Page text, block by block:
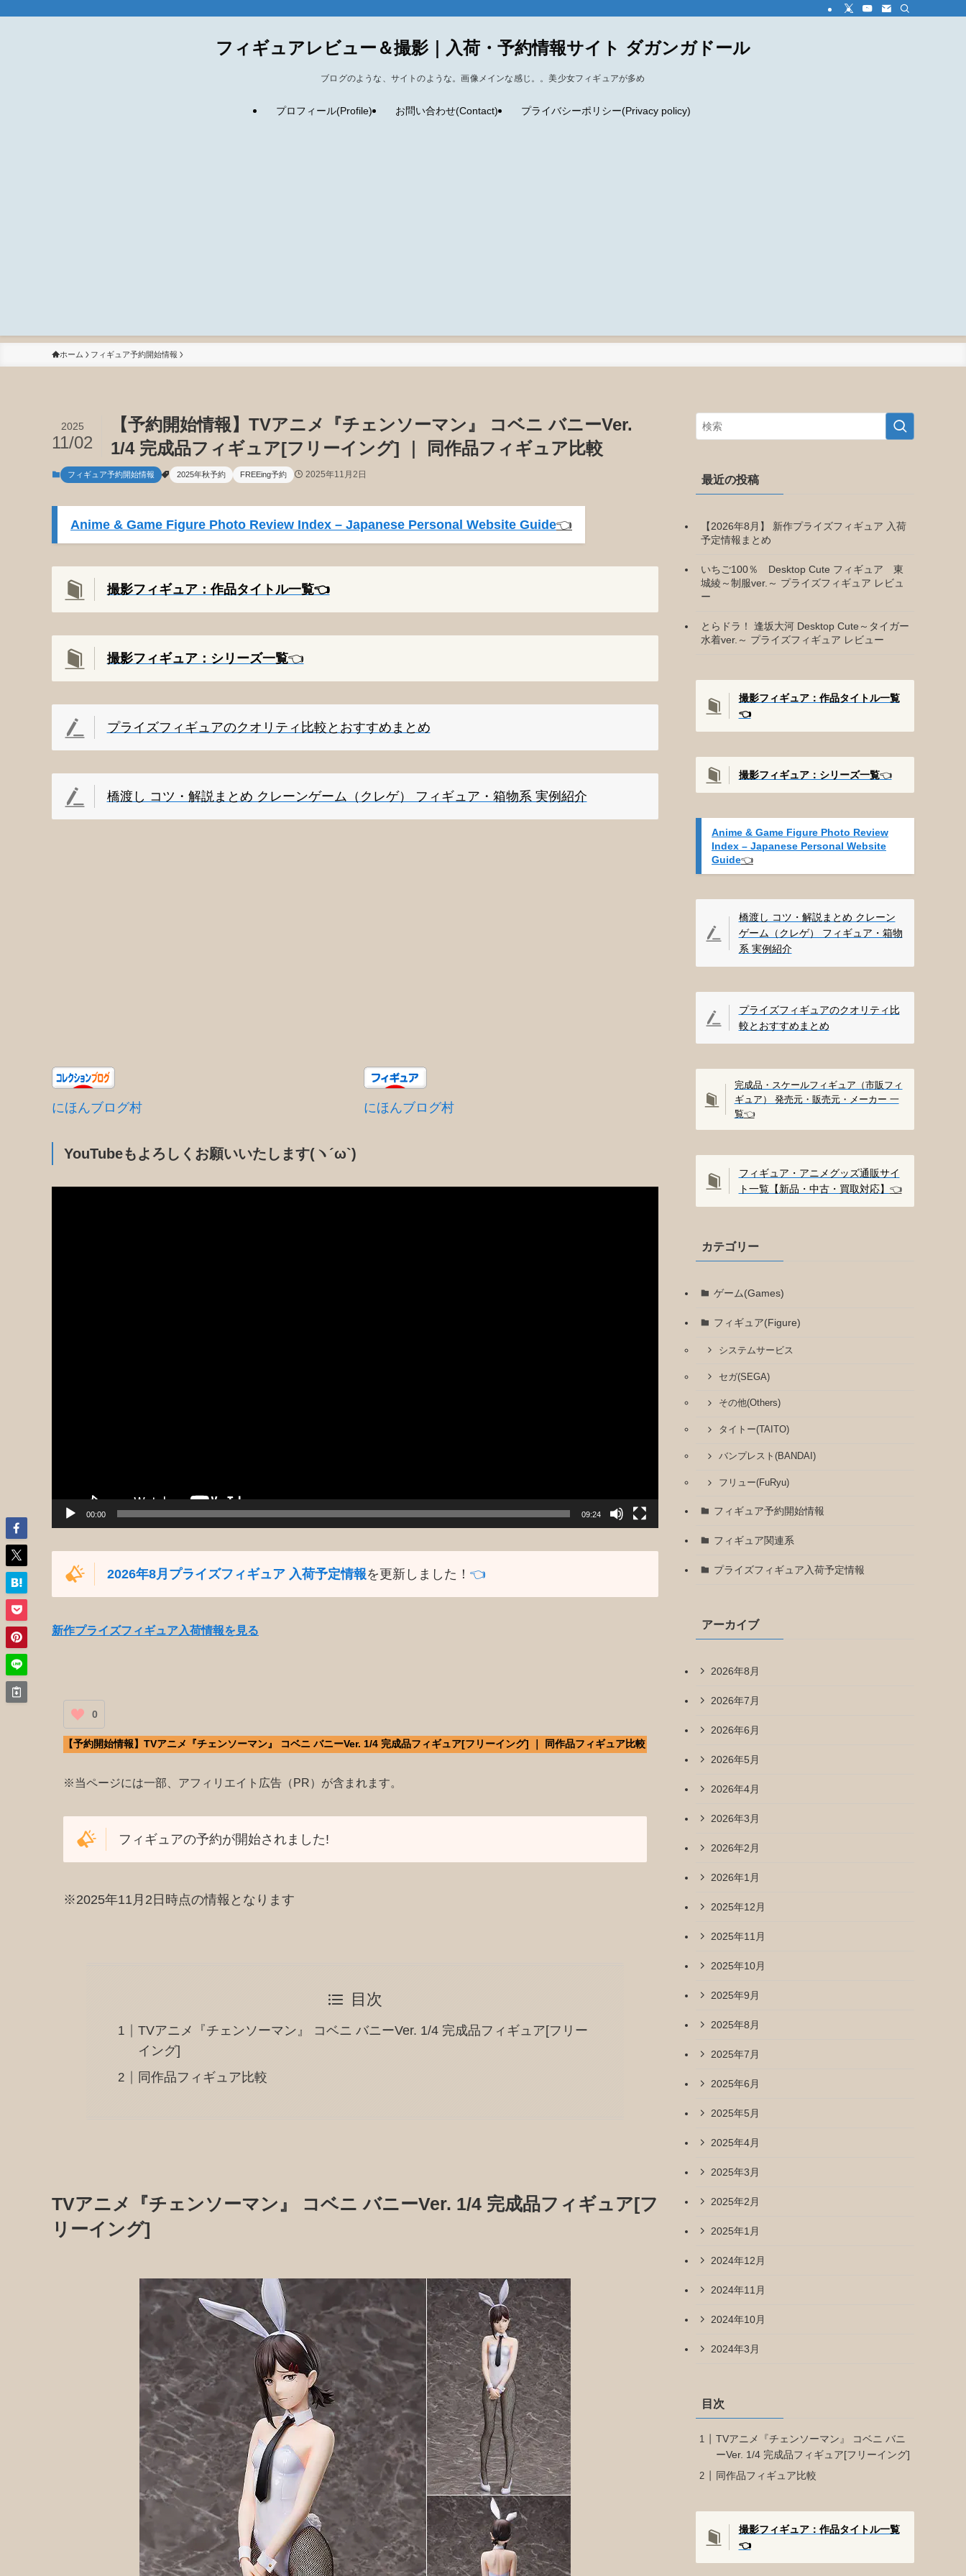
フィギュアレビュー＆撮影｜入荷・予約情報サイト ダガンガドール
ブログのような、サイトのような。画像メインな感じ。。美少女フィギュアが多め
プロフィール(Profile) お問い合わせ(Contact) プライバシーポリシー(Privacy policy)
ホーム フィギュア予約開始情報
【予約開始情報】TVアニメ『チェンソーマン』 コベニ バニーVer.
1/4 完成品フィギュア[フリーイング] ｜ 同作品フィギュア比較
2025
11/02
フィギュア予約開始情報 2025年秋予約 FREEing予約 2025年11月2日
Anime & Game Figure Photo Review Index – Japanese Personal Website Guide👈️
撮影フィギュア：作品タイトル一覧👈️
撮影フィギュア：シリーズ一覧👈️
プライズフィギュアのクオリティ比較とおすすめまとめ
橋渡し コツ・解説まとめ クレーンゲーム（クレゲ） フィギュア・箱物系 実例紹介
にほんブログ村 にほんブログ村
YouTubeもよろしくお願いいたします(ヽ´ω`)
00:00 09:24
2026年8月プライズフィギュア 入荷予定情報を更新しました！ 👈️
新作プライズフィギュア入荷情報を見る
0
【予約開始情報】TVアニメ『チェンソーマン』 コベニ バニーVer. 1/4 完成品フィギュア[フリーイング] ｜ 同作品フィギュア比較
※当ページには一部、アフィリエイト広告（PR）が含まれます。
フィギュアの予約が開始されました!
※2025年11月2日時点の情報となります
目次
TVアニメ『チェンソーマン』 コベニ バニーVer. 1/4 完成品フィギュア[フリー
イング]
同作品フィギュア比較
TVアニメ『チェンソーマン』 コベニ バニーVer. 1/4 完成品フィギュア[フ
リーイング]
最近の投稿
【2026年8月】 新作プライズフィギュア 入荷
予定情報まとめ
いちご100％ Desktop Cute フィギュア 東
城綾～制服ver.～ プライズフィギュア レビュ
ー
とらドラ！ 逢坂大河 Desktop Cute～タイガー
水着ver.～ プライズフィギュア レビュー
撮影フィギュア：作品タイトル一覧
👈️
撮影フィギュア：シリーズ一覧👈️
Anime & Game Figure Photo Review
Index – Japanese Personal Website
Guide👈️
橋渡し コツ・解説まとめ クレーン
ゲーム（クレゲ） フィギュア・箱物
系 実例紹介
プライズフィギュアのクオリティ比
較とおすすめまとめ
完成品・スケールフィギュア（市販フィ
ギュア） 発売元・販売元・メーカー 一
覧👈️
フィギュア・アニメグッズ通販サイ
ト一覧【新品・中古・買取対応】 👈️
カテゴリー
ゲーム(Games)
フィギュア(Figure)
システムサービス
セガ(SEGA)
その他(Others)
タイトー(TAITO)
バンプレスト(BANDAI)
フリュー(FuRyu)
フィギュア予約開始情報
フィギュア関連系
プライズフィギュア入荷予定情報
アーカイブ
2026年8月
2026年7月
2026年6月
2026年5月
2026年4月
2026年3月
2026年2月
2026年1月
2025年12月
2025年11月
2025年10月
2025年9月
2025年8月
2025年7月
2025年6月
2025年5月
2025年4月
2025年3月
2025年2月
2025年1月
2024年12月
2024年11月
2024年10月
2024年3月
目次
TVアニメ『チェンソーマン』 コベニ バニ
ーVer. 1/4 完成品フィギュア[フリーイング]
同作品フィギュア比較
撮影フィギュア：作品タイトル一覧
👈️